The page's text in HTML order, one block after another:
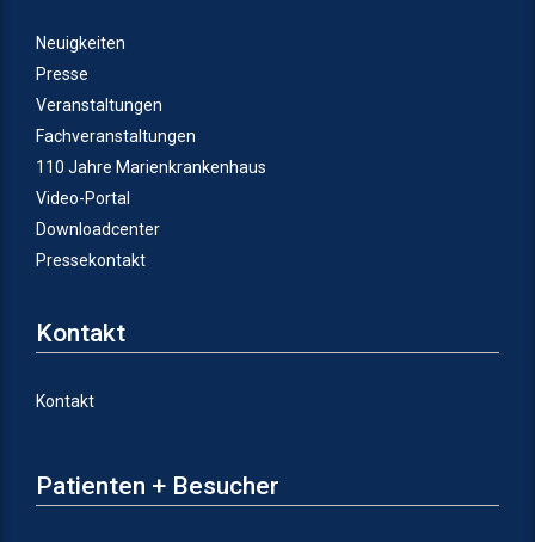
Neuigkeiten
Presse
Veranstaltungen
Fachveranstaltungen
110 Jahre Marienkrankenhaus
Video-Portal
Downloadcenter
Pressekontakt
Kontakt
Kontakt
Patienten + Besucher